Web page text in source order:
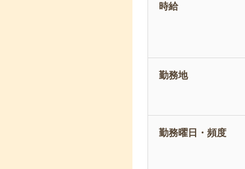
時給
勤務地
勤務曜日・頻度